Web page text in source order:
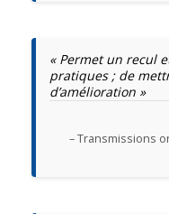
« Permet un recul
pratiques ; de
d’amélioration »
– Transmissions